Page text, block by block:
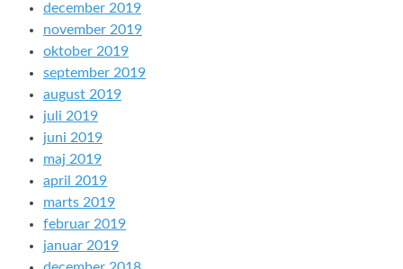
december 2019
november 2019
oktober 2019
september 2019
august 2019
juli 2019
juni 2019
maj 2019
april 2019
marts 2019
februar 2019
januar 2019